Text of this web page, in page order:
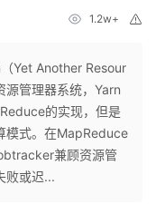
1.2w+
Yet Another Resour
管理器系统，Yarn
的实现，但是
模式。在MapReduce
兼顾资源管
败或迟...